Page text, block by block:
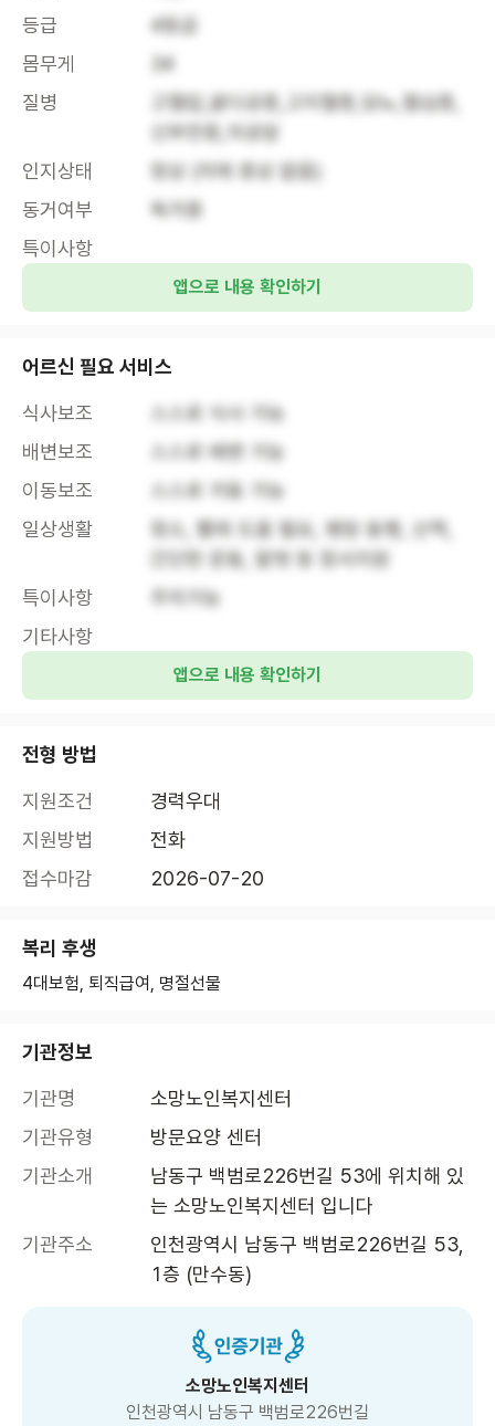
등급
4등급
몸무게
34
질병
고혈압,골다공증,고지혈증,당뇨,협심증,
신부전증,자궁암
인지상태
정상 (치매 증상 없음)
동거여부
독거중
특이사항
앱으로 내용 확인하기
어르신 필요 서비스
식사보조
스스로 식사 가능
배변보조
스스로 배변 가능
이동보조
스스로 거동 가능
일상생활
청소, 빨래 도움 필요, 병원 동행, 산책,
간단한 운동, 말벗 등 정서지원
특이사항
주차가능
기타사항
앱으로 내용 확인하기
전형 방법
지원조건
경력우대
지원방법
전화
접수마감
2026-07-20
복리 후생
4대보험, 퇴직급여, 명절선물
기관정보
기관명
소망노인복지센터
기관유형
방문요양 센터
기관소개
남동구 백범로226번길 53에 위치해 있
는 소망노인복지센터 입니다
기관주소
인천광역시 남동구 백범로226번길 53,
1층 (만수동)
소망노인복지센터
인천광역시 남동구 백범로226번길